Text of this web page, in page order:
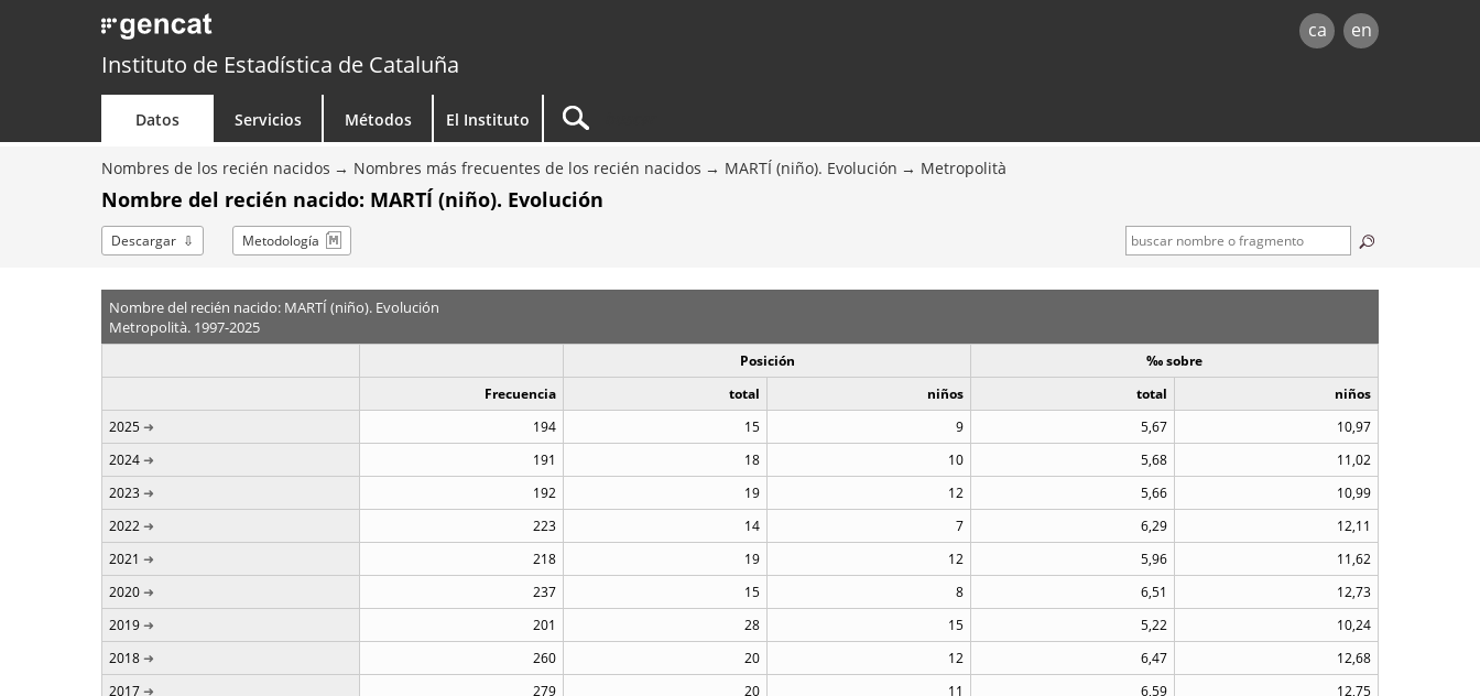
ca en
Instituto de Estadística de Cataluña
Datos Servicios Métodos El Instituto
Nombres de los recién nacidos Nombres más frecuentes de los recién nacidos MARTÍ (niño). Evolución Metropolità
Nombre del recién nacido: MARTÍ (niño). Evolución
Descargar Metodología
Nombre del recién nacido: MARTÍ (niño). Evolución
Metropolità. 1997-2025
Posición
‰ sobre
Frecuencia
total niños total
niños
2025
194 15 9 5,67
10,97
2024
191 18 10 5,68
11,02
2023
192 19 12 5,66
10,99
2022
223 14 7 6,29
12,11
2021
218 19 12 5,96
11,62
2020
237 15 8 6,51
12,73
2019
201 28 15 5,22
10,24
2018
260 20 12 6,47
12,68
2017
279 20 11 6,59
12,75